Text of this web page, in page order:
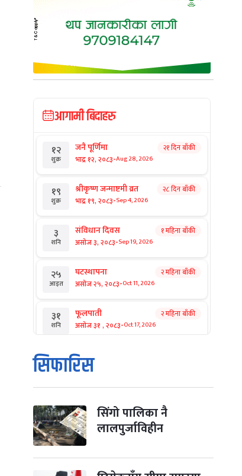
आगामी बिदाहरु
१२
शुक्र
जनै पूर्णिमा
भाद्र १२, २०८३-Aug 28, 2026
२१ दिन बाँकी
१९
शुक्र
श्रीकृष्ण जन्माष्टमी व्रत
भाद्र १९, २०८३-Sep 4, 2026
२८ दिन बाँकी
३
शनि
संविधान दिवस
असोज ३, २०८३-Sep 19, 2026
१ महिना बाँकी
२५
आइत
घटस्थापना
असोज २५, २०८३-Oct 11, 2026
२ महिना बाँकी
३१
शनि
फूलपाती
असोज ३१ , २०८३-Oct 17, 2026
२ महिना बाँकी
१
आइत
कार्तिक सङ्क्रान्ति
कार्तिक १, २०८३
मंगल कार्तिक ३, २०८३- Oct 20, 2026
४ विजयादशमी
कार्तिक ४, २०८३
सिफारिस
सिंगो पालिका नै
लालपुर्जाविहीन